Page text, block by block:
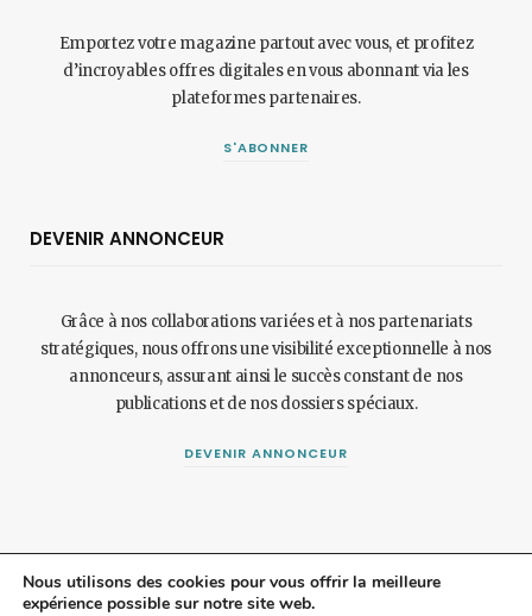
Emportez votre magazine partout avec vous, et profitez
d’incroyables offres digitales en vous abonnant via les
plateformes partenaires.
S'ABONNER
DEVENIR ANNONCEUR
Grâce à nos collaborations variées et à nos partenariats
stratégiques, nous offrons une visibilité exceptionnelle à nos
annonceurs, assurant ainsi le succès constant de nos
publications et de nos dossiers spéciaux.
DEVENIR ANNONCEUR
Nous utilisons des cookies pour vous offrir la meilleure
expérience possible sur notre site web.